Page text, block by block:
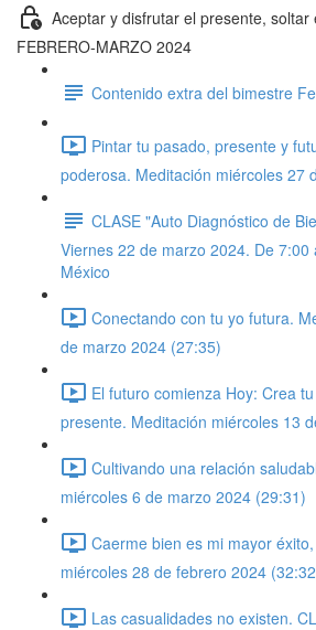
Aceptar y disfrutar el presente, soltar
FEBRERO-MARZO 2024
Contenido extra del bimestre
Pintar tu pasado, presente y
poderosa. Meditación miércoles 27
CLASE "Auto Diagnóstico de
Viernes 22 de marzo 2024. De 7:00
México
Conectando con tu yo futura.
de marzo 2024 (27:35)
El futuro comienza Hoy: Crea
presente. Meditación miércoles 13
Cultivando una relación
miércoles 6 de marzo 2024 (29:31)
Caerme bien es mi mayor
miércoles 28 de febrero 2024
Las casualidades no existen.